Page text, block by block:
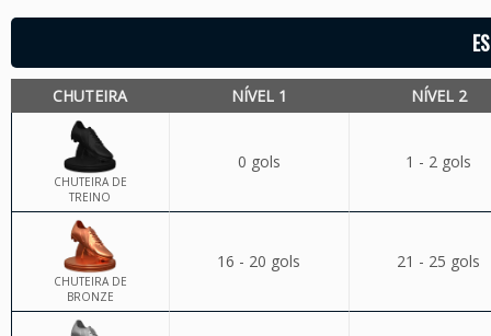
CHUTEIRA NÍVEL 1 NÍVEL 2
CHUTEIRA DE
TREINO
0 gols 1 - 2 gols
CHUTEIRA DE
BRONZE
16 - 20 gols 21 - 25 gols